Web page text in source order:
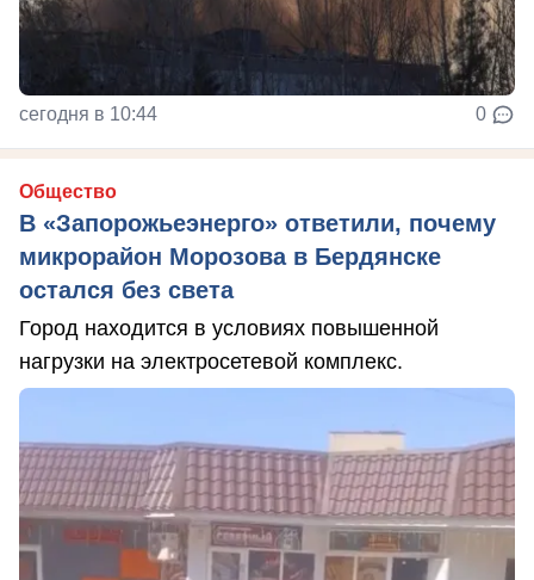
сегодня в 10:44 0
Общество
В «Запорожьеэнерго» ответили, почему
микрорайон Морозова в Бердянске
остался без света
Город находится в условиях повышенной
нагрузки на электросетевой комплекс.